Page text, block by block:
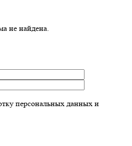
не найдена.
персональных данных и